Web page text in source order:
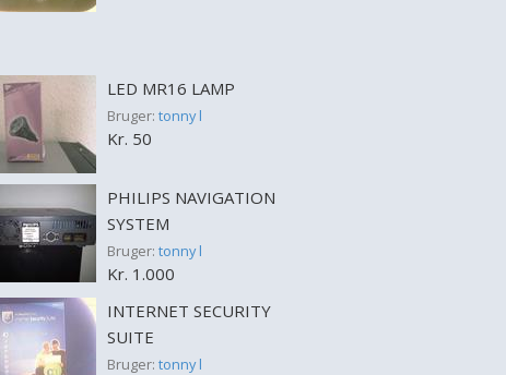
LED MR16 LAMP
Bruger: tonny l
Kr. 50
PHILIPS NAVIGATION
SYSTEM
Bruger: tonny l
Kr. 1.000
INTERNET SECURITY
SUITE
Bruger: tonny l